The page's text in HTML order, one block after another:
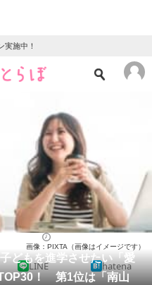
実施中！
教育・育児
リサーチ
どもを進学させたい「愛
！ 第1位は「南山
画像：PIXTA（画像はイメージです）
LINE hatena